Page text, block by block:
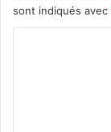
sont indiqués avec